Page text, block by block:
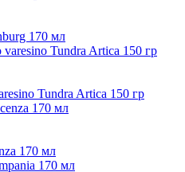
170 мл
Tundra Artica 150 гр
170 мл